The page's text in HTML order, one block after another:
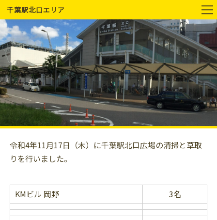
千葉駅北口エリア
令和4年11月17日（木）に千葉駅北口広場の清掃と草取
りを行いました。
KMビル 岡野 3名